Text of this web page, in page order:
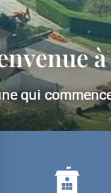
Attention les
Pour la
Pour